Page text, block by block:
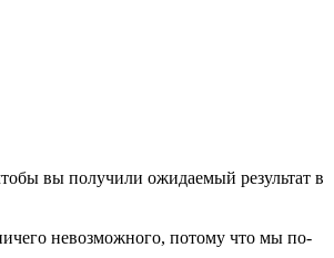
вы получили ожидаемый результат в
невозможного, потому что мы по-